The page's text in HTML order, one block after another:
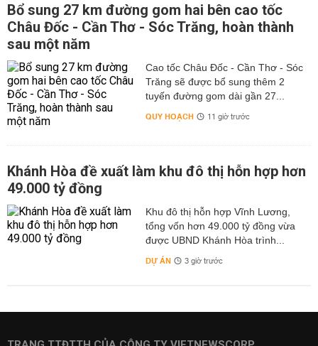
Bổ sung 27 km đường gom hai bên cao tốc
Châu Đốc - Cần Thơ - Sóc Trăng, hoàn thành
sau một năm
Cao tốc Châu Đốc - Cần Thơ - Sóc
Trăng sẽ được bổ sung thêm 2
tuyến đường gom dài gần 27...
QUY HOẠCH 11 giờ trước
Khánh Hòa đề xuất làm khu đô thị hỗn hợp hơn
49.000 tỷ đồng
Khu đô thị hỗn hợp Vĩnh Lương,
tổng vốn hơn 49.000 tỷ đồng vừa
được UBND Khánh Hòa trình...
DỰ ÁN 3 giờ trước